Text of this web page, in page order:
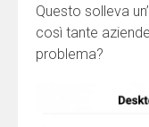
Questo solleva
così tante
problema?